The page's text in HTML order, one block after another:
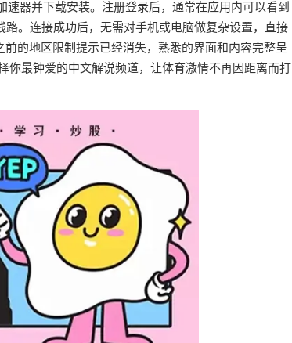
器并下载安装。注册登录后，通常在应用内可以看到
。连接成功后，无需对手机或电脑做复杂设置，直接
的地区限制提示已经消失，熟悉的界面和内容完整呈
你最钟爱的中文解说频道，让体育激情不再因距离而打